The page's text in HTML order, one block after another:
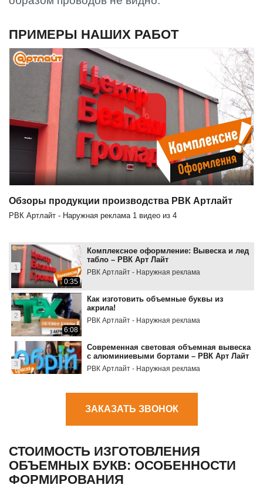
ПРИМЕРЫ НАШИХ РАБОТ
Обзоры продукции производства РВК Артлайт
РВК Артлайт - Наружная реклама 1 видео из 4
1
0:35
Комплексное оформление: Вывеска и лед
табло – РВК Арт Лайт
РВК Артлайт - Наружная реклама
2
6:08
Как изготовить объемные буквы из
акрила!
РВК Артлайт - Наружная реклама
3
Современная световая объемная вывеска
с алюминиевыми бортами – РВК Арт Лайт
РВК Артлайт - Наружная реклама
1:54
Контражурная вывеска из металла для
ресторана – АртЛайт
ЗАКАЗАТЬ ЗВОНОК
СТОИМОСТЬ ИЗГОТОВЛЕНИЯ
ОБЪЕМНЫХ БУКВ: ОСОБЕННОСТИ
ФОРМИРОВАНИЯ